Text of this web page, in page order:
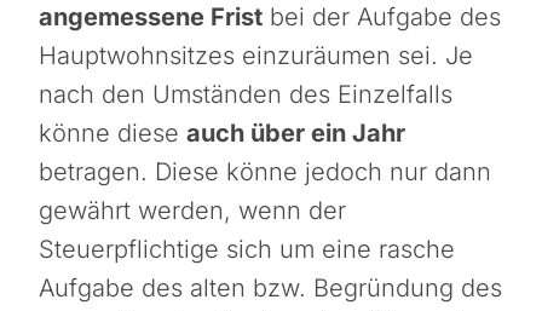
angemessene Frist bei der Aufgabe des
Hauptwohnsitzes einzuräumen sei. Je
nach den Umständen des Einzelfalls
könne diese auch über ein Jahr
betragen. Diese könne jedoch nur dann
gewährt werden, wenn der
Steuerpflichtige sich um eine rasche
Aufgabe des alten bzw. Begründung des